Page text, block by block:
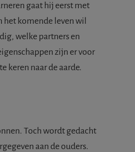
gaat hij eerst met
komende leven wil
welke partners en
zijn er voor
keren naar de aarde.
Toch wordt gedacht
aan de ouders.